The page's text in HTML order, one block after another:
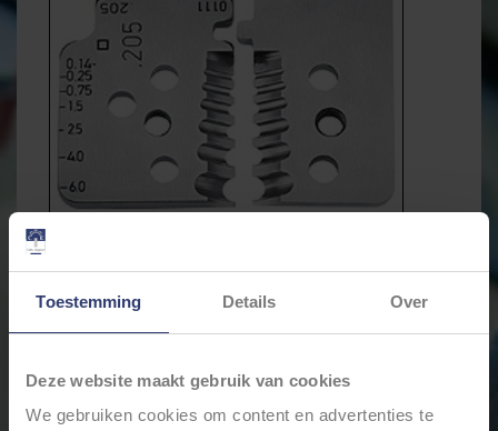
Toestemming Details Over
Deze website maakt gebruik van cookies
We gebruiken cookies om content en advertenties te